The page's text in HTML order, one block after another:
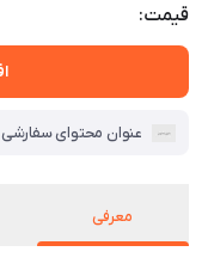
قیمت:
عنوان محتوای سفارشی
معرفی